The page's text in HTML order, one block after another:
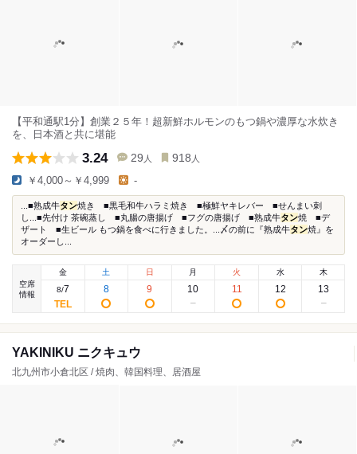
【平和通駅1分】創業２５年！超新鮮ホルモンのもつ鍋や濃厚な水炊き
を、日本酒と共に堪能
3.24 29 人 918 人
￥4,000～￥4,999 -
...■熟成牛タン焼き ■黒毛和牛ハラミ焼き ■極鮮ヤキレバー ■せんまい刺
し...■先付け 茶碗蒸し ■丸腸の唐揚げ ■フグの唐揚げ ■熟成牛タン焼 ■デ
ザート ■生ビール もつ鍋を食べに行きました。...〆の前に『熟成牛タン焼』を
オーダーし...
空席
情報
金
8/7
土
8
日
9
月
10
火
11
水
12
木
13
YAKINIKU ニクキュウ
北九州市小倉北区 / 焼肉、韓国料理、居酒屋